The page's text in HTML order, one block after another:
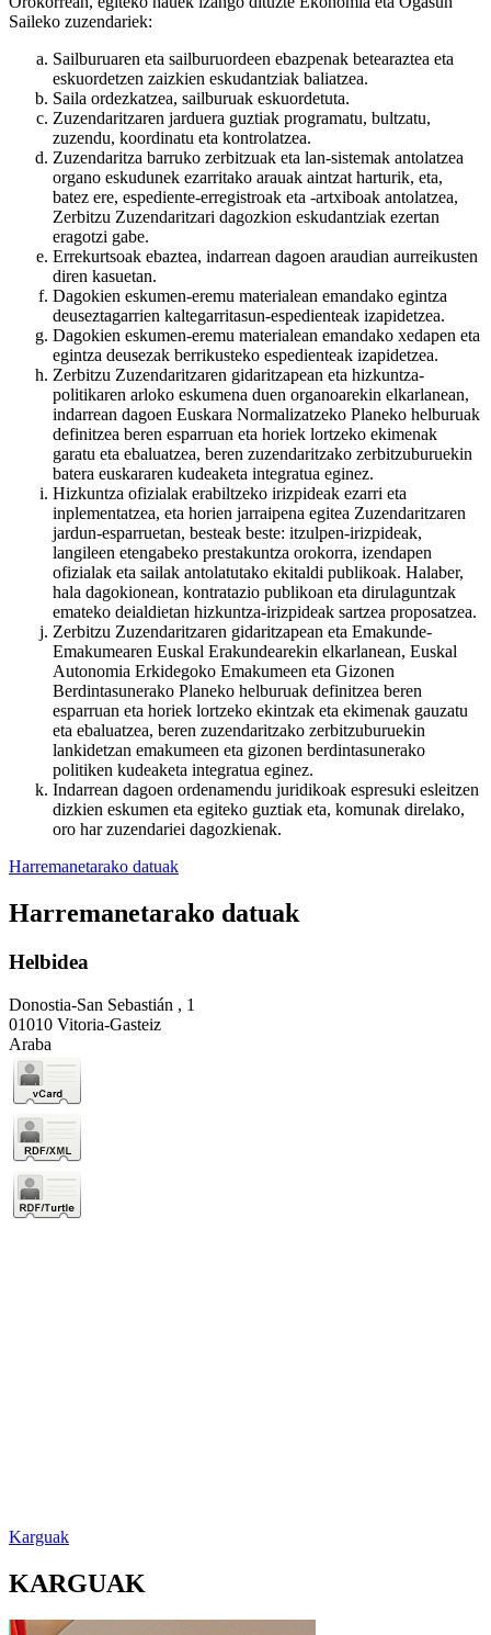
Saileko zuzendariek:
Sailburuaren eta sailburuordeen ebazpenak betearaztea eta
eskuordetzen zaizkien eskudantziak baliatzea.
Saila ordezkatzea, sailburuak eskuordetuta.
Zuzendaritzaren jarduera guztiak programatu, bultzatu,
zuzendu, koordinatu eta kontrolatzea.
Zuzendaritza barruko zerbitzuak eta lan-sistemak antolatzea
organo eskudunek ezarritako arauak aintzat harturik, eta,
batez ere, espediente-erregistroak eta -artxiboak antolatzea,
Zerbitzu Zuzendaritzari dagozkion eskudantziak ezertan
eragotzi gabe.
Errekurtsoak ebaztea, indarrean dagoen araudian aurreikusten
diren kasuetan.
Dagokien eskumen-eremu materialean emandako egintza
deuseztagarrien kaltegarritasun-espedienteak izapidetzea.
Dagokien eskumen-eremu materialean emandako xedapen eta
egintza deusezak berrikusteko espedienteak izapidetzea.
Zerbitzu Zuzendaritzaren gidaritzapean eta hizkuntza-
politikaren arloko eskumena duen organoarekin elkarlanean,
indarrean dagoen Euskara Normalizatzeko Planeko helburuak
definitzea beren esparruan eta horiek lortzeko ekimenak
garatu eta ebaluatzea, beren zuzendaritzako zerbitzuburuekin
batera euskararen kudeaketa integratua eginez.
Hizkuntza ofizialak erabiltzeko irizpideak ezarri eta
inplementatzea, eta horien jarraipena egitea Zuzendaritzaren
jardun-esparruetan, besteak beste: itzulpen-irizpideak,
langileen etengabeko prestakuntza orokorra, izendapen
ofizialak eta sailak antolatutako ekitaldi publikoak. Halaber,
hala dagokionean, kontratazio publikoan eta dirulaguntzak
emateko deialdietan hizkuntza-irizpideak sartzea proposatzea.
Zerbitzu Zuzendaritzaren gidaritzapean eta Emakunde-
Emakumearen Euskal Erakundearekin elkarlanean, Euskal
Autonomia Erkidegoko Emakumeen eta Gizonen
Berdintasunerako Planeko helburuak definitzea beren
esparruan eta horiek lortzeko ekintzak eta ekimenak gauzatu
eta ebaluatzea, beren zuzendaritzako zerbitzuburuekin
lankidetzan emakumeen eta gizonen berdintasunerako
politiken kudeaketa integratua eginez.
Indarrean dagoen ordenamendu juridikoak espresuki esleitzen
dizkien eskumen eta egiteko guztiak eta, komunak direlako,
oro har zuzendariei dagozkienak.
Harremanetarako datuak
Harremanetarako datuak
Helbidea
Donostia-San Sebastián , 1
01010 Vitoria-Gasteiz
Araba
Karguak
KARGUAK